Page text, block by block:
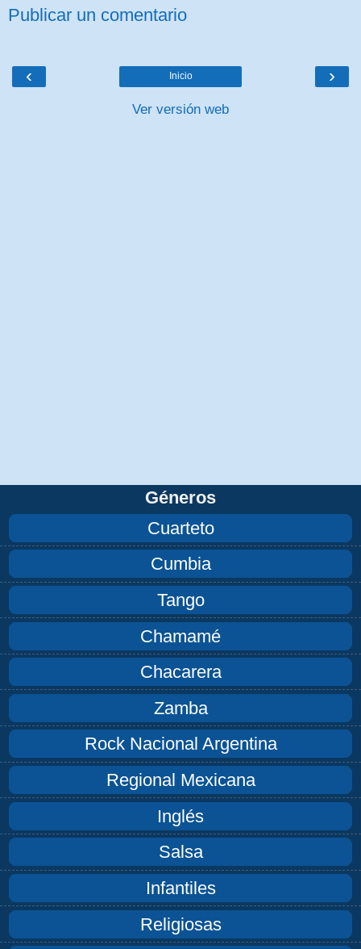
Publicar un comentario
‹ ›
Inicio
Ver versión web
Géneros
Cuarteto
Cumbia
Tango
Chamamé
Chacarera
Zamba
Rock Nacional Argentina
Regional Mexicana
Inglés
Salsa
Infantiles
Religiosas